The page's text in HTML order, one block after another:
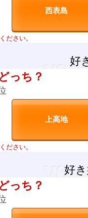
ださい。
好
っち？
ださい。
好
っち？